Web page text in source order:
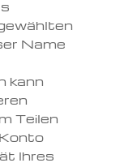
Name
kann
Teilen
Ihres